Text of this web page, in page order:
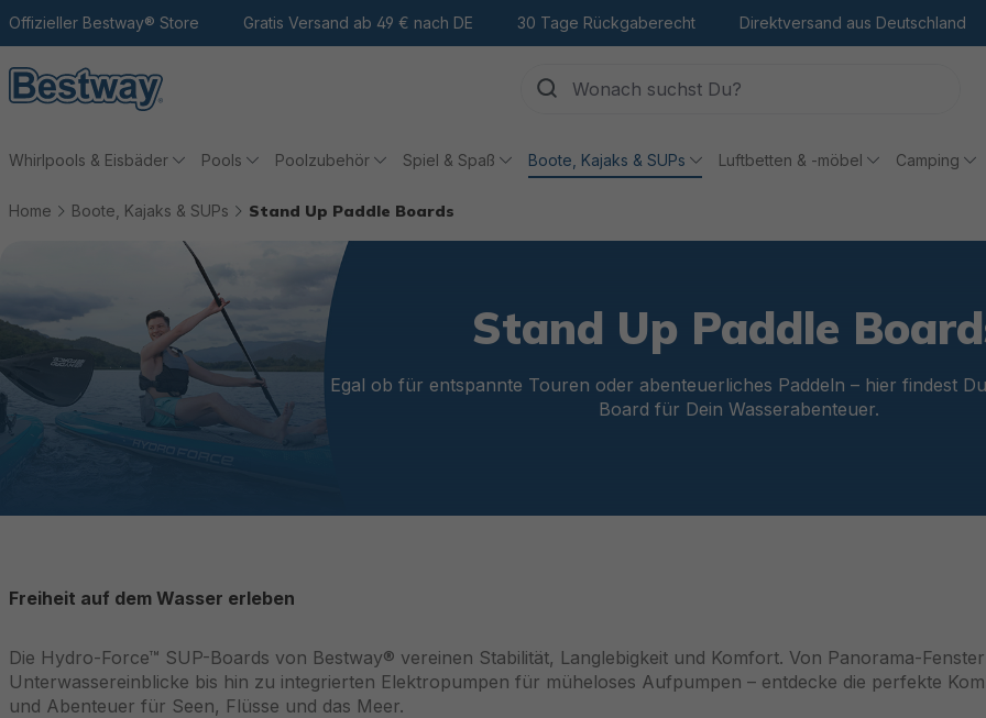
Hauptinhalt
Zur Suche
Zur Hauptnavigation
Offizieller Bestway® Store Gratis Versand ab 49 € nach DE 30 Tage Rückgaberecht Direktversand aus Deutschland
Whirlpools & Eisbäder Pools Poolzubehör Spiel & Spaß Boote, Kajaks & SUPs Luftbetten & -möbel Camping
Home Boote, Kajaks & SUPs Stand Up Paddle Boards
Stand Up Paddle
Egal ob für entspannte Touren oder abenteuerliches Paddeln – hier findest
Board für Dein Wasserabenteuer.
Freiheit auf dem Wasser erleben
Die Hydro-Force™ SUP-Boards von Bestway® vereinen Stabilität, Langlebigkeit und Komfort. Von Panorama-
Unterwassereinblicke bis hin zu integrierten Elektropumpen für müheloses Aufpumpen – entdecke die perfekte
und Abenteuer für Seen, Flüsse und das Meer.